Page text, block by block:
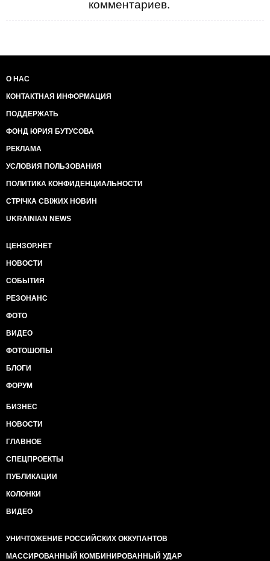
комментариев.
О НАС
КОНТАКТНАЯ ИНФОРМАЦИЯ
ПОДДЕРЖАТЬ
ФОНД ЮРИЯ БУТУСОВА
РЕКЛАМА
УСЛОВИЯ ПОЛЬЗОВАНИЯ
ПОЛИТИКА КОНФИДЕНЦИАЛЬНОСТИ
СТРІЧКА СВІЖИХ НОВИН
UKRAINIAN NEWS
ЦЕНЗОР.НЕТ
НОВОСТИ
СОБЫТИЯ
РЕЗОНАНС
ФОТО
ВИДЕО
ФОТОШОПЫ
БЛОГИ
ФОРУМ
БИЗНЕС
НОВОСТИ
ГЛАВНОЕ
СПЕЦПРОЕКТЫ
ПУБЛИКАЦИИ
КОЛОНКИ
ВИДЕО
УНИЧТОЖЕНИЕ РОССИЙСКИХ ОККУПАНТОВ
МАССИРОВАННЫЙ КОМБИНИРОВАННЫЙ УДАР